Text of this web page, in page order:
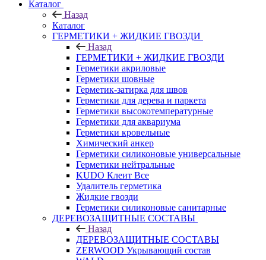
Каталог
Назад
Каталог
ГЕРМЕТИКИ + ЖИДКИЕ ГВОЗДИ
Назад
ГЕРМЕТИКИ + ЖИДКИЕ ГВОЗДИ
Герметики акриловые
Герметики шовные
Герметик-затирка для швов
Герметики для дерева и паркета
Герметики высокотемпературные
Герметики для аквариума
Герметики кровельные
Химический анкер
Герметики силиконовые универсальные
Герметики нейтральные
KUDO Клеит Все
Удалитель герметика
Жидкие гвозди
Герметики силиконовые санитарные
ДЕРЕВОЗАЩИТНЫЕ СОСТАВЫ
Назад
ДЕРЕВОЗАЩИТНЫЕ СОСТАВЫ
ZERWOOD Укрывающий состав